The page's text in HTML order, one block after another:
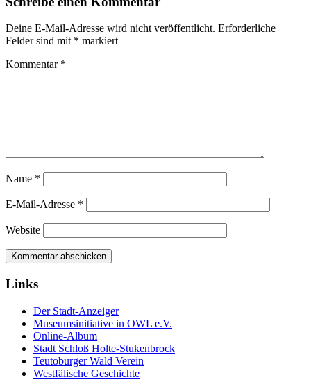
Deine E-Mail-Adresse wird nicht veröffentlicht. Erforderliche
Felder sind mit * markiert
Kommentar *
Name *
E-Mail-Adresse *
Website
Links
Der Stadt-Anzeiger
Museumsinitiative in OWL e.V.
Online-Album
Stadt Schloß Holte-Stukenbrock
Teutoburger Wald Verein
Westfälische Geschichte